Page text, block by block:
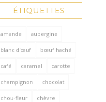
ÉTIQUETTES
amande aubergine
blanc d'œuf bœuf haché
café caramel carotte
champignon chocolat
chou-fleur chèvre